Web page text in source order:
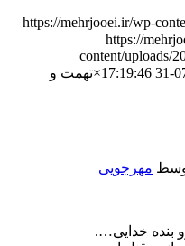
https://mehrjooei.ir/wp-
https://
content/uploads/
×تهمت و
مهرجویی
بنده خدایی….